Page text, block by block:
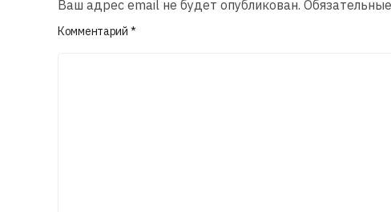
Ваш адрес email не будет опубликован.
Комментарий *